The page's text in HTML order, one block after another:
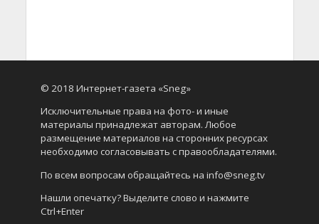
© 2018 Интернет-газета «Sneg»
Исключительные права на фото- и иные
материалы принадлежат авторам. Любое
размещение материалов на сторонних ресурсах
необходимо согласовывать с правообладателями.
По всем вопросам обращайтесь на info@sneg.tv
Нашли опечатку? Выделите слово и нажмите
Ctrl+Enter